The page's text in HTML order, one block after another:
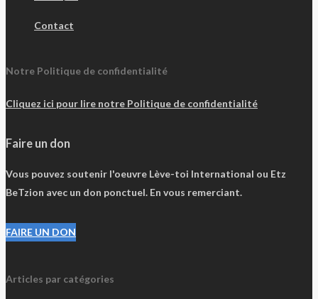
Contact
Notre Politique de confidentialité
Cliquez ici pour lire notre Politique de confidentialité
Faire un don
Vous pouvez soutenir l'oeuvre Lève-toi International ou Etz
BeTzion avec un don ponctuel. En vous remerciant.
FAIRE UN DON
Articles par catégories